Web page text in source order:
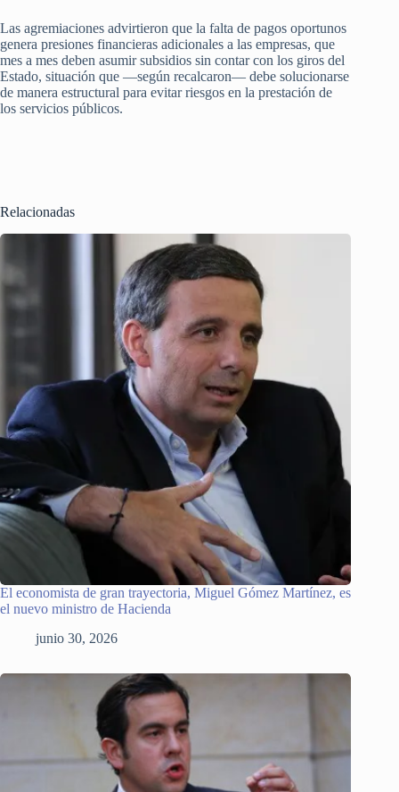
Las agremiaciones advirtieron que la falta de pagos oportunos
genera presiones financieras adicionales a las empresas, que
mes a mes deben asumir subsidios sin contar con los giros del
Estado, situación que —según recalcaron— debe solucionarse
de manera estructural para evitar riesgos en la prestación de
los servicios públicos.
Relacionadas
El economista de gran trayectoria, Miguel Gómez Martínez, es
el nuevo ministro de Hacienda
junio 30, 2026